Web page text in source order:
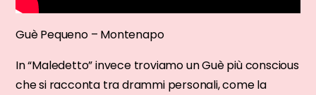
Guè Pequeno – Montenapo
In “Maledetto” invece troviamo un Guè più conscious
che si racconta tra drammi personali, come la